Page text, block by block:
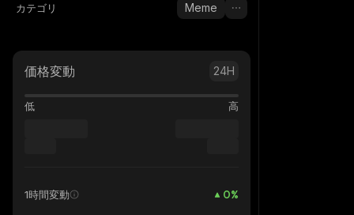
カテゴリ Meme
価格変動 24H
低 高
1時間変動 0%